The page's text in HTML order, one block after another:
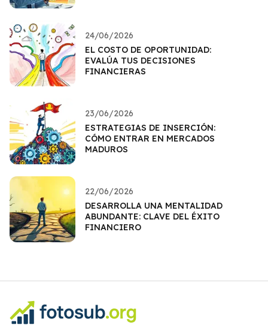
24/06/2026
EL COSTO DE OPORTUNIDAD:
EVALÚA TUS DECISIONES
FINANCIERAS
23/06/2026
ESTRATEGIAS DE INSERCIÓN:
CÓMO ENTRAR EN MERCADOS
MADUROS
22/06/2026
DESARROLLA UNA MENTALIDAD
ABUNDANTE: CLAVE DEL ÉXITO
FINANCIERO